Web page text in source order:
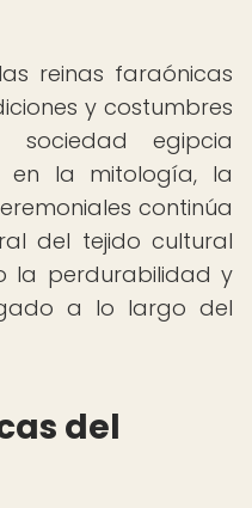
reinas faraónicas
y costumbres
egipcia
en la mitología, la
continúa
del tejido cultural
la perdurabilidad y
a lo largo del
del